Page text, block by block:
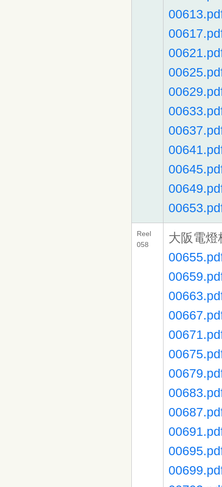
Reel
058
大阪電燈